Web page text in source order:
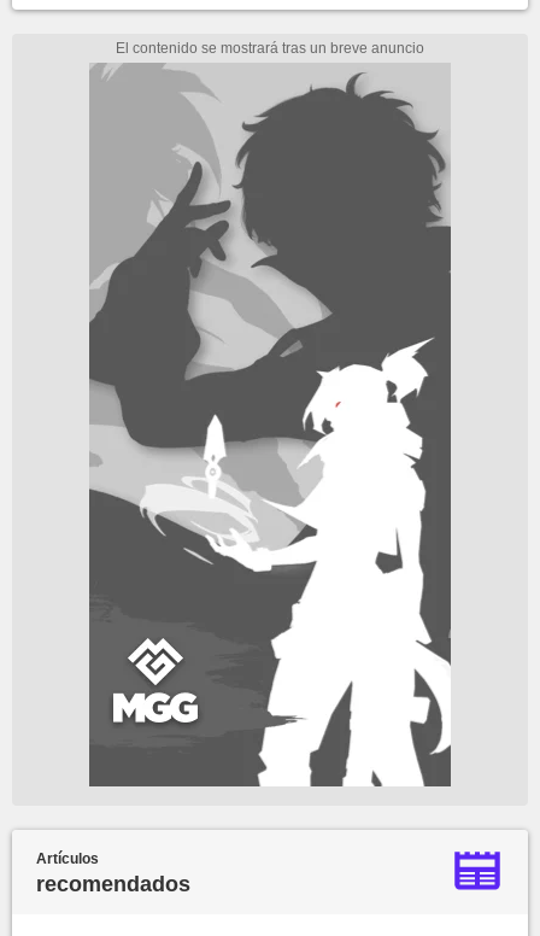
Artículos
recomendados